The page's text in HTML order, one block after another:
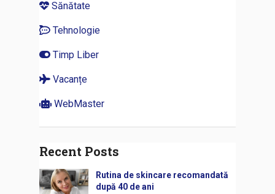
Sănătate
Tehnologie
Timp Liber
Vacanțe
WebMaster
Recent Posts
Rutina de skincare recomandată
după 40 de ani